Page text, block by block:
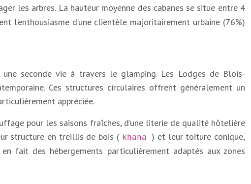
les arbres. La hauteur moyenne des cabanes se situe entre 4
l’enthousiasme d’une clientèle majoritairement urbaine (76%)
seconde vie à travers le glamping. Les Lodges de Blois-
Ces structures circulaires offrent généralement un
appréciée.
pour les saisons fraîches, d’une literie de qualité hôtelière
structure en treillis de bois ( khana) et leur toiture conique,
fait des hébergements particulièrement adaptés aux zones